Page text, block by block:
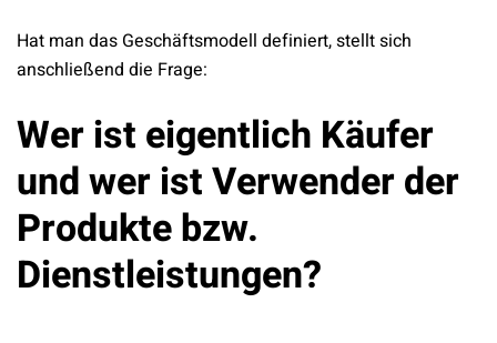
Hat man das Geschäftsmodell definiert, stellt sich
anschließend die Frage:
Wer ist eigentlich Käufer
und wer ist Verwender der
Produkte bzw.
Dienstleistungen?